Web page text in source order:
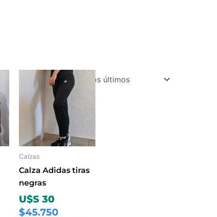
Calzas
Calza Adidas tiras
negras
U$S 30
$45.750
Este
producto
tiene
múltiples
variantes.
Las